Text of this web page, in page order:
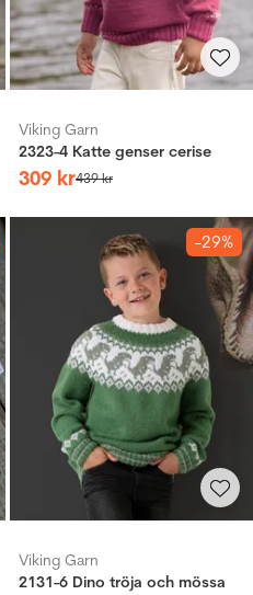
Viking Garn
2323-4 Katte genser cerise
309 kr439kr
-29%
Viking Garn
2131-6 Dino tröja och mössa